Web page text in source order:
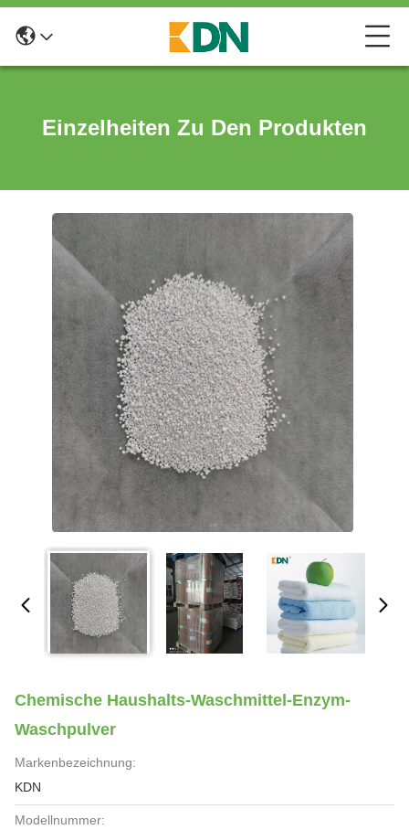
Einzelheiten Zu Den Produkten
Chemische Haushalts-Waschmittel-Enzym-
Waschpulver
Markenbezeichnung:
KDN
Modellnummer: